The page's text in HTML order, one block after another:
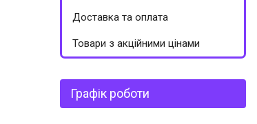
Доставка та оплата
Товари з акційними цінами
Графік роботи